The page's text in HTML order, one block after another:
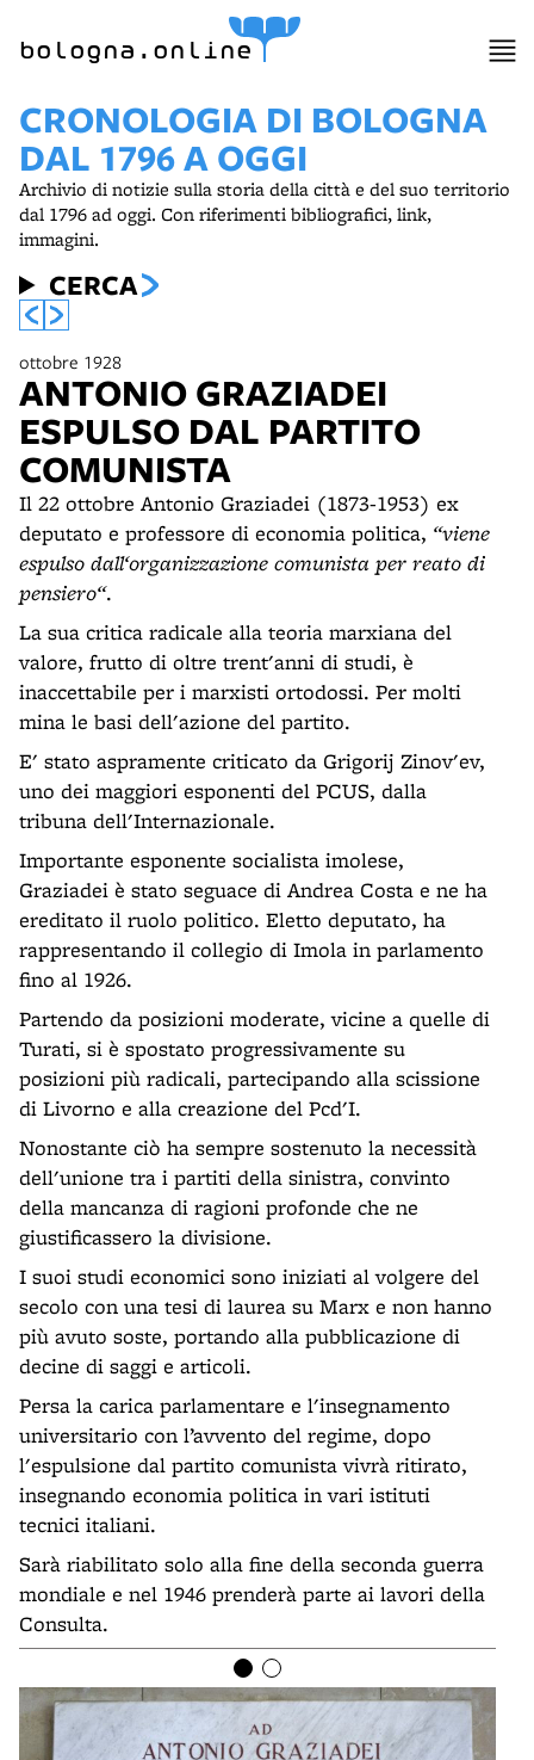
bologna.online
CRONOLOGIA DI BOLOGNA
DAL 1796 A OGGI
Archivio di notizie sulla storia della città e del suo territorio
dal 1796 ad oggi. Con riferimenti bibliografici, link,
immagini.
CERCA
ottobre 1928
ANTONIO GRAZIADEI
ESPULSO DAL PARTITO
COMUNISTA
Il 22 ottobre Antonio Graziadei (1873-1953) ex
deputato e professore di economia politica, “viene
espulso dall‘organizzazione comunista per reato di
pensiero“.
La sua critica radicale alla teoria marxiana del
valore, frutto di oltre trent'anni di studi, è
inaccettabile per i marxisti ortodossi. Per molti
mina le basi dell'azione del partito.
E' stato aspramente criticato da Grigorij Zinov'ev,
uno dei maggiori esponenti del PCUS, dalla
tribuna dell'Internazionale.
Importante esponente socialista imolese,
Graziadei è stato seguace di Andrea Costa e ne ha
ereditato il ruolo politico. Eletto deputato, ha
rappresentando il collegio di Imola in parlamento
fino al 1926.
Partendo da posizioni moderate, vicine a quelle di
Turati, si è spostato progressivamente su
posizioni più radicali, partecipando alla scissione
di Livorno e alla creazione del Pcd'I.
Nonostante ciò ha sempre sostenuto la necessità
dell'unione tra i partiti della sinistra, convinto
della mancanza di ragioni profonde che ne
giustificassero la divisione.
I suoi studi economici sono iniziati al volgere del
secolo con una tesi di laurea su Marx e non hanno
più avuto soste, portando alla pubblicazione di
decine di saggi e articoli.
Persa la carica parlamentare e l'insegnamento
universitario con l’avvento del regime, dopo
l'espulsione dal partito comunista vivrà ritirato,
insegnando economia politica in vari istituti
tecnici italiani.
Sarà riabilitato solo alla fine della seconda guerra
mondiale e nel 1946 prenderà parte ai lavori della
Consulta.